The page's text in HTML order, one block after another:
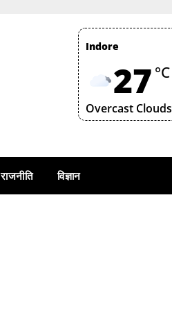
Indore
27 °C
Overcast Clouds
राजनीति विज्ञान